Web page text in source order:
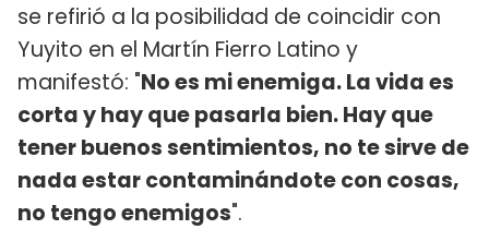
se refirió a la posibilidad de coincidir con
Yuyito en el Martín Fierro Latino y
manifestó: "No es mi enemiga. La vida es
corta y hay que pasarla bien. Hay que
tener buenos sentimientos, no te sirve de
nada estar contaminándote con cosas,
no tengo enemigos".